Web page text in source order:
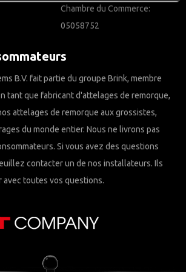
Chambre du Commerce:
05058752
B.V. fait partie du groupe Brink, membre
tant que fabricant d'attelages de remorque,
attelages de remorque aux grossistes,
du monde entier. Nous ne livrons pas
Si vous avez des questions
contacter un de nos installateurs. Ils
avec toutes vos questions.